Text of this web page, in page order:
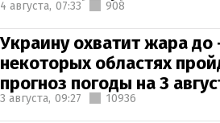
4 августа, 07:33 908
Украину охватит жара до
некоторых областях
прогноз погоды на 3
3 августа, 09:27 10936